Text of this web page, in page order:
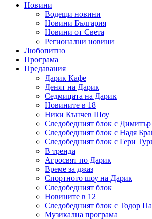
Новини
Водещи новини
Новини България
Новини от Света
Регионални новини
Любопитно
Програма
Предавания
Дарик Кафе
Денят на Дарик
Седмицата на Дарик
Новините в 18
Ники Кънчев Шоу
Следобедният блок с
Следобедният блок с Надя
Следобедният блок с Гери
В тренда
Агросвят по Дарик
Време за джаз
Спортното шоу на Дарик
Следобедният блок
Новините в 12
Следобедният блок с Тодор
Музикална програма